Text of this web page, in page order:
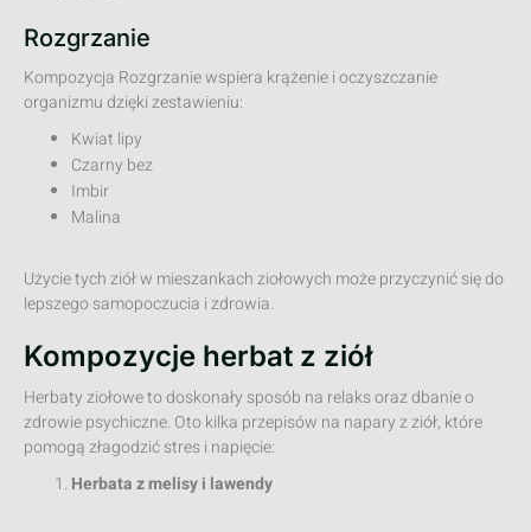
Rozgrzanie
Kompozycja Rozgrzanie wspiera krążenie i oczyszczanie
organizmu dzięki zestawieniu:
Kwiat lipy
Czarny bez
Imbir
Malina
Użycie tych ziół w mieszankach ziołowych może przyczynić się do
lepszego samopoczucia i zdrowia.
Kompozycje herbat z ziół
Herbaty ziołowe to doskonały sposób na relaks oraz dbanie o
zdrowie psychiczne. Oto kilka przepisów na napary z ziół, które
pomogą złagodzić stres i napięcie:
Herbata z melisy i lawendy